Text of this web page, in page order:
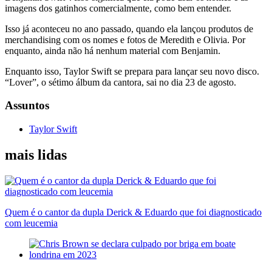
imagens dos gatinhos comercialmente, como bem entender.
Isso já aconteceu no ano passado, quando ela lançou produtos de
merchandising com os nomes e fotos de Meredith e Olivia. Por
enquanto, ainda não há nenhum material com Benjamin.
Enquanto isso, Taylor Swift se prepara para lançar seu novo disco.
“Lover”, o sétimo álbum da cantora, sai no dia 23 de agosto.
Assuntos
Taylor Swift
mais lidas
Quem é o cantor da dupla Derick & Eduardo que foi diagnosticado
com leucemia